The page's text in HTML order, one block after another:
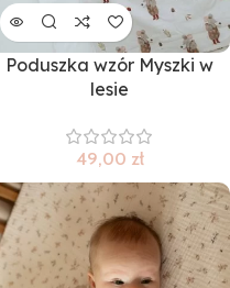
Poduszka wzór Myszki w
lesie
49,00 zł